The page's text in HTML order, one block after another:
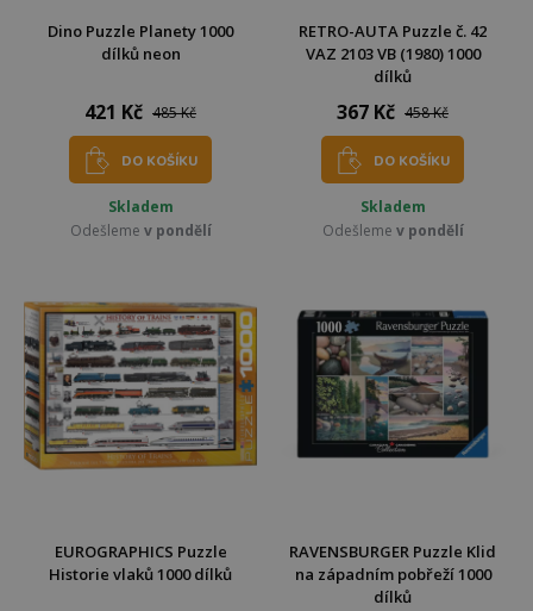
Dino Puzzle Planety 1000
dílků neon
421 Kč 485 Kč
DO KOŠÍKU
Skladem
Odešleme v pondělí
RETRO-AUTA Puzzle č. 42
VAZ 2103 VB (1980) 1000
dílků
367 Kč 458 Kč
DO KOŠÍKU
Skladem
Odešleme v pondělí
EUROGRAPHICS Puzzle
Historie vlaků 1000 dílků
RAVENSBURGER Puzzle Klid
na západním pobřeží 1000
dílků